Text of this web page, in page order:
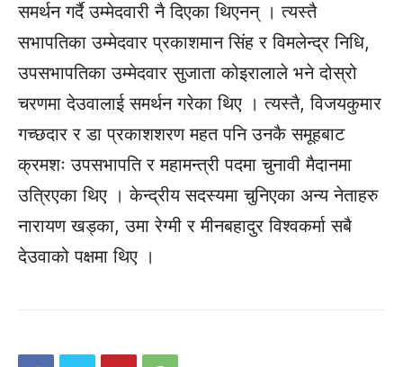
समर्थन गर्दै उम्मेदवारी नै दिएका थिएनन् । त्यस्तै
सभापतिका उम्मेदवार प्रकाशमान सिंह र विमलेन्द्र निधि,
उपसभापतिका उम्मेदवार सुजाता कोइरालाले भने दोस्रो
चरणमा देउवालाई समर्थन गरेका थिए । त्यस्तै, विजयकुमार
गच्छदार र डा प्रकाशशरण महत पनि उनकै समूहबाट
क्रमशः उपसभापति र महामन्त्री पदमा चुनावी मैदानमा
उत्रिएका थिए । केन्द्रीय सदस्यमा चुनिएका अन्य नेताहरु
नारायण खड्का, उमा रेग्मी र मीनबहादुर विश्वकर्मा सबै
देउवाको पक्षमा थिए ।